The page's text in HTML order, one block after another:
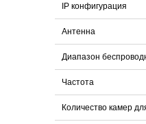
IP конфигурация
Антенна
Диапазон
Частота
Количество камер